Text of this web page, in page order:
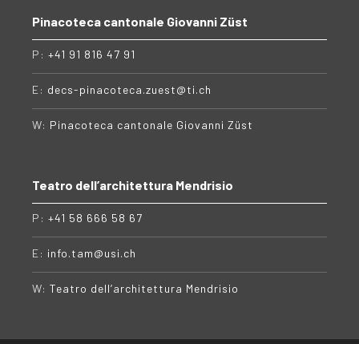
Pinacoteca cantonale Giovanni Züst
P: +41 91 816 47 91
E: decs-pinacoteca.zuest@ti.ch
W: Pinacoteca cantonale Giovanni Züst
Teatro dell’architettura Mendrisio
P: +41 58 666 58 67
E: info.tam@usi.ch
W: Teatro dell’architettura Mendrisio